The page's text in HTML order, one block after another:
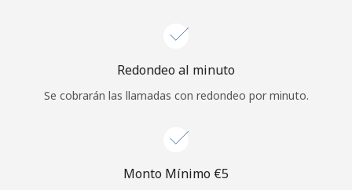
Redondeo al minuto
Se cobrarán las llamadas con redondeo por minuto.
Monto Mínimo ⁦€5⁩